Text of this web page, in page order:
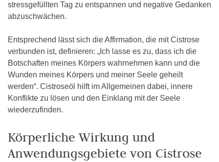
stressgefüllten Tag zu entspannen und negative Gedanken
abzuschwächen.
Entsprechend lässt sich die Affirmation, die mit Cistrose
verbunden ist, definieren: „Ich lasse es zu, dass ich die
Botschaften meines Körpers wahrnehmen kann und die
Wunden meines Körpers und meiner Seele geheilt
werden“. Cistroseöl hilft im Allgemeinen dabei, innere
Konflikte zu lösen und den Einklang mit der Seele
wiederzufinden.
Körperliche Wirkung und
Anwendungsgebiete von Cistrose